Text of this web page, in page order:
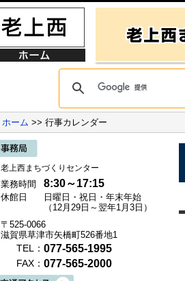
ホーム >> 行事カレンダー
老上西まちづくりセンター
業務時間 8:30～17:15
休館日
日曜日・祝日・年末年始
（12月29日～翌年1月3日）
〒525-0066
滋賀県草津市矢橋町526番地1
TEL： 077-565-1995
FAX： 077-565-2000